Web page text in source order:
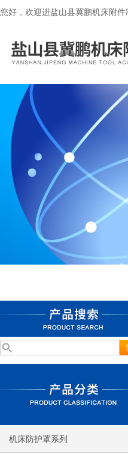
您好，欢迎进盐山县冀鹏机床附件
机床防护罩系列